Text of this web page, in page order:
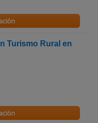
Turismo Rural en